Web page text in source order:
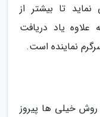
تا بیشتر از
یاد دریافت
نماینده است.
خیلی ها پیروز